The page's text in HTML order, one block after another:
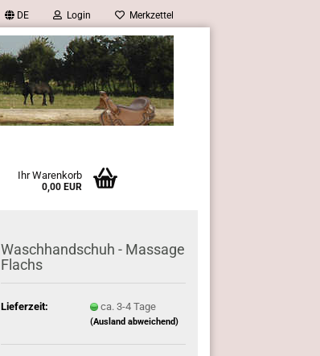
DE Login Merkzettel
Ihr Warenkorb
0,00 EUR
Waschhandschuh - Massage
Flachs
Lieferzeit: ca. 3-4 Tage
(Ausland abweichend)